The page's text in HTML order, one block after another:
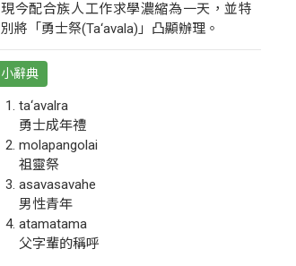
現今配合族人工作求學濃縮為一天，並特
別將「勇士祭(Ta‘avala)」凸顯辦理。
小辭典
ta‘avalra
勇士成年禮
molapangolai
祖靈祭
asavasavahe
男性青年
atamatama
父字輩的稱呼